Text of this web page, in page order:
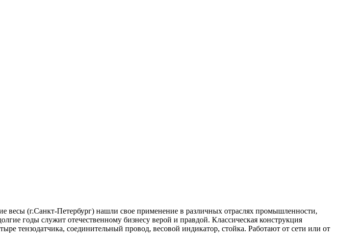
(г.Санкт-Петербург) нашли свое применение в различных отраслях промышленности,
годы служит отечественному бизнесу верой и правдой. Классическая конструкция
тензодатчика, соединительный провод, весовой индикатор, стойка. Работают от сети или от